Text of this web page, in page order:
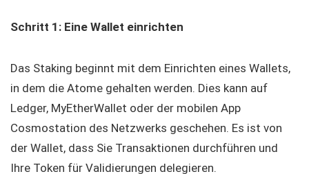
Schritt 1: Eine Wallet einrichten
Das Staking beginnt mit dem Einrichten eines Wallets,
in dem die Atome gehalten werden. Dies kann auf
Ledger, MyEtherWallet oder der mobilen App
Cosmostation des Netzwerks geschehen. Es ist von
der Wallet, dass Sie Transaktionen durchführen und
Ihre Token für Validierungen delegieren.